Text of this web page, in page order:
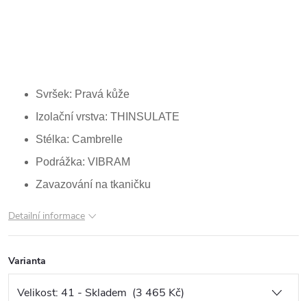
Svršek: Pravá kůže
Izolační vrstva: THINSULATE
Stélka: Cambrelle
Podrážka: VIBRAM
Zavazování na tkaničku
Detailní informace
Varianta